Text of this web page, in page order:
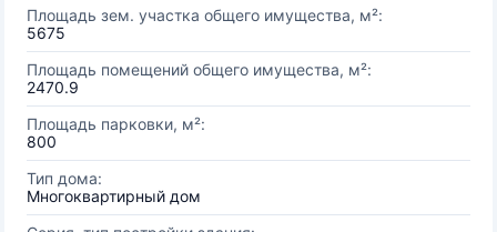
Площадь зем. участка общего имущества, м²:
5675
Площадь помещений общего имущества, м²:
2470.9
Площадь парковки, м²:
800
Тип дома:
Многоквартирный дом